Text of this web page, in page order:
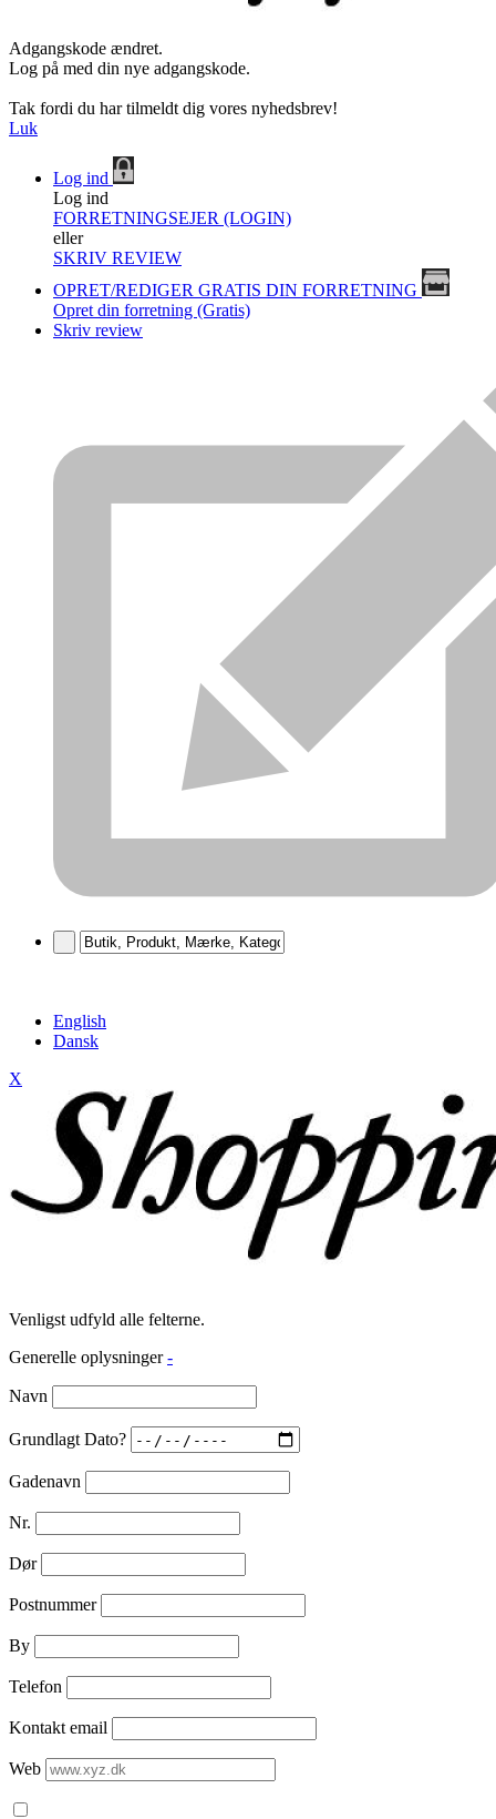
Adgangskode ændret.
Log på med din nye adgangskode.
Tak fordi du har tilmeldt dig vores nyhedsbrev!
Luk
Log ind
Log ind
FORRETNINGSEJER (LOGIN)
eller
SKRIV REVIEW
OPRET/REDIGER GRATIS DIN FORRETNING
Opret din forretning (Gratis)
Skriv review
English
Dansk
X
Venligst udfyld alle felterne.
Generelle oplysninger -
Navn
Grundlagt Dato?
Gadenavn
Nr.
Dør
Postnummer
By
Telefon
Kontakt email
Web